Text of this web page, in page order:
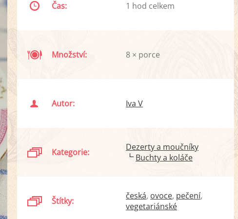
Čas: 1 hod celkem
Množství: 8 × porce
Autor: Iva V
Kategorie:
Dezerty a moučníky
Buchty a koláče
Štítky: česká ovoce pečení
vegetariánské